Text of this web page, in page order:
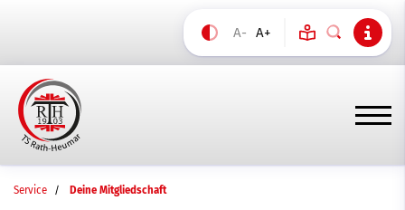
A- A+
Service Deine Mitgliedschaft